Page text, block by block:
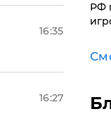
16:35
16:27
РФ